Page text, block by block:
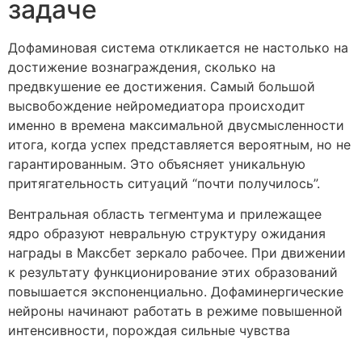
задаче
Дофаминовая система откликается не настолько на
достижение вознаграждения, сколько на
предвкушение ее достижения. Самый большой
высвобождение нейромедиатора происходит
именно в времена максимальной двусмысленности
итога, когда успех представляется вероятным, но не
гарантированным. Это объясняет уникальную
притягательность ситуаций “почти получилось”.
Вентральная область тегментума и прилежащее
ядро образуют невральную структуру ожидания
награды в Максбет зеркало рабочее. При движении
к результату функционирование этих образований
повышается экспоненциально. Дофаминергические
нейроны начинают работать в режиме повышенной
интенсивности, порождая сильные чувства